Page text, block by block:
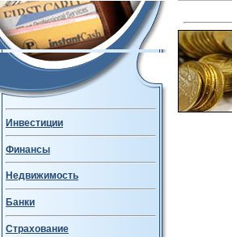
Инвестиции
Финансы
Недвижимость
Банки
Страхование